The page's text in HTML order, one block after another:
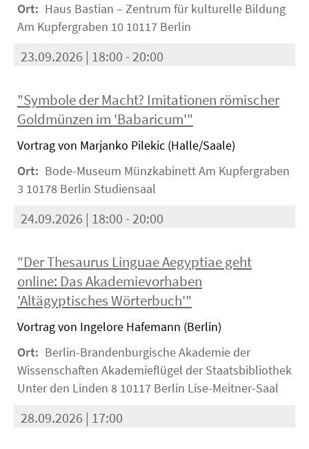
Ort: Haus Bastian – Zentrum für kulturelle Bildung
Am Kupfergraben 10 10117 Berlin
23.09.2026 | 18:00 - 20:00
"Symbole der Macht? Imitationen römischer
Goldmünzen im 'Babaricum'"
Vortrag von Marjanko Pilekic (Halle/Saale)
Ort: Bode-Museum Münzkabinett Am Kupfergraben
3 10178 Berlin Studiensaal
24.09.2026 | 18:00 - 20:00
"Der Thesaurus Linguae Aegyptiae geht
online: Das Akademievorhaben
'Altägyptisches Wörterbuch'"
Vortrag von Ingelore Hafemann (Berlin)
Ort: Berlin-Brandenburgische Akademie der
Wissenschaften Akademieflügel der Staatsbibliothek
Unter den Linden 8 10117 Berlin Lise-Meitner-Saal
28.09.2026 | 17:00